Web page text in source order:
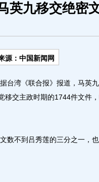
英九移交绝密
源：中国新闻网
湾《联合报》报道，马英九
移交主政时期的1744件文件
不到吕秀莲的三分之一，也